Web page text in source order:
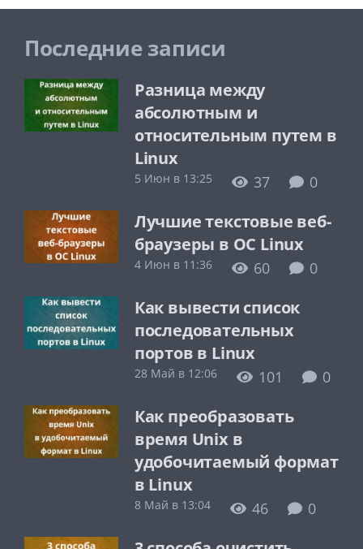
Последние записи
Разница между
абсолютным и
относительным путем в
Linux
5 Июн в 13:25 37 0
Лучшие текстовые веб-
браузеры в ОС Linux
4 Июн в 11:36 60 0
Как вывести список
последовательных
портов в Linux
28 Май в 12:06 101 0
Как преобразовать
время Unix в
удобочитаемый формат
в Linux
8 Май в 13:04 46 0